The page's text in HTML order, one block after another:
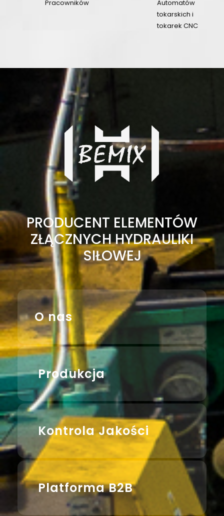
Pracowników
building
Automatów
tokarskich i
tokarek CNC
PRODUCENT ELEMENTÓW
ZŁĄCZNYCH HYDRAULIKI
SIŁOWEJ
O nas
Produkcja
Kontrola Jakości
Platforma B2B